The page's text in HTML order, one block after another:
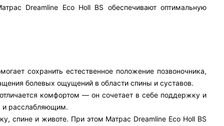
Dreamline Eco Holl BS обеспечивают оптимальную
сохранить естественное положение позвоночника,
болевых ощущений в области спины и суставов.
комфортом — он сочетает в себе поддержку и
и расслабляющим.
спине и животе. При этом Матрас Dreamline Eco Holl BS